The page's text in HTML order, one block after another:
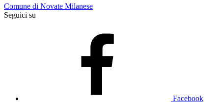
Comune di Novate Milanese
Seguici su
Facebook